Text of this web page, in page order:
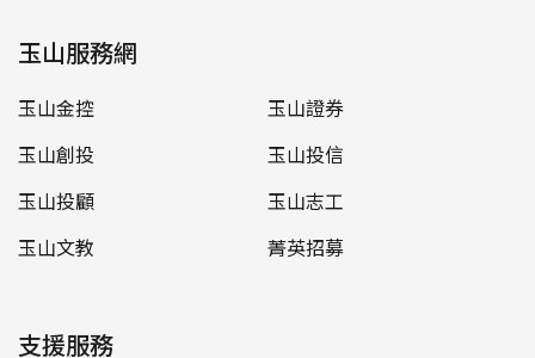
玉山服務網
玉山金控
玉山證券
玉山創投
玉山投信
玉山投顧
玉山志工
玉山文教
菁英招募
支援服務